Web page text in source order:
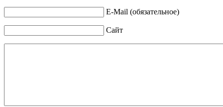
E-Mail (обязательное)
Сайт